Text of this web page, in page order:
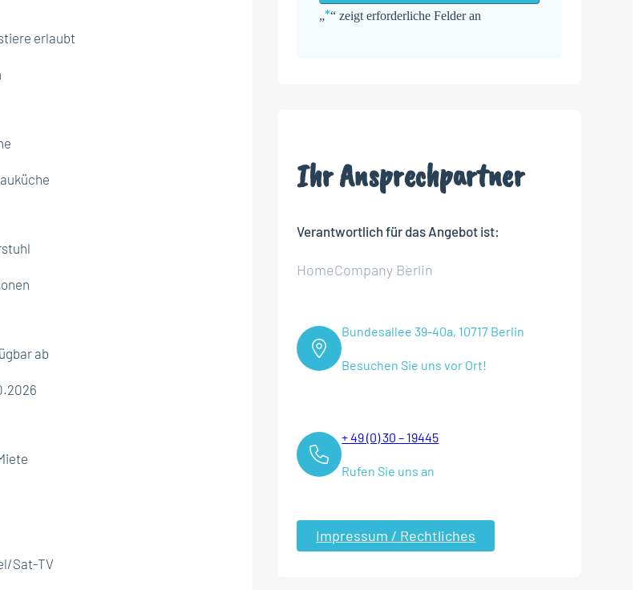
erlaubt
ab
Sat-TV
„*“ zeigt erforderliche Felder an
Ihr Ansprechpartner
Verantwortlich für das Angebot ist:
HomeCompany Berlin
Bundesallee 39-40a, 10717 Berlin
Besuchen Sie uns vor Ort!
+ 49 (0) 30 – 19445
Rufen Sie uns an
Impressum / Rechtliches